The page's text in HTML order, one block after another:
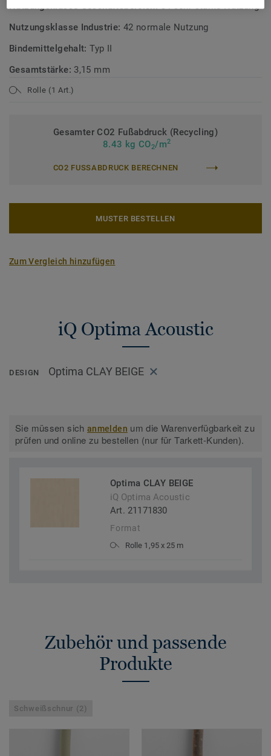
Nutzungsklasse Geschäftsbereich:34 sehr starke Nutzung
Nutzungsklasse Industrie: 42 normale Nutzung
Bindemittelgehalt:Typ II
Gesamtstärke: 3,15 mm
Rolle (1 Art.)
Gesamter CO2 Fußabdruck (Recycling)
8.43 kg CO2/m2
CO2 FUSSABDRUCK BERECHNEN
MUSTER BESTELLEN
Zum Vergleich hinzufügen
iQ Optima Acoustic
DESIGN Optima CLAY BEIGE
Sie müssen sichanmelden um die Warenverfügbarkeit zu
prüfen und online zu bestellen (nur für Tarkett-Kunden).
Optima CLAY BEIGE
iQ Optima Acoustic
Art. 21171830
Format
Rolle 1,95 x 25 m
Zubehör und passende
Produkte
Schweißschnur (2)